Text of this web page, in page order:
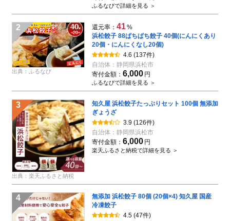
ふるなびで詳細を見る ＞
2
出典：ふるなび
還元率： 41%
浜松餃子 88ぱちぱち餃子 40個(にんにくあり
20個・にんにくなし20個)
4.6 (137件)
自治体： 静岡県浜松市
寄付金額： 6,000 円
ふるなびで詳細を見る ＞
3
出典：楽天ふるさと納税
知久屋 浜松餃子たっぷりセット 100個 無添加
ぎょうざ
3.9 (126件)
自治体： 静岡県浜松市
寄付金額： 6,000 円
楽天ふるさと納税で詳細を見る ＞
4
無添加 浜松餃子 80個 (20個×4) 知久屋 国産
冷凍餃子
4.5 (47件)